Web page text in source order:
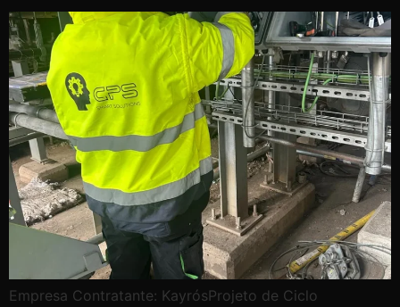
Empresa Contratante: KayrósProjeto de Ciclo